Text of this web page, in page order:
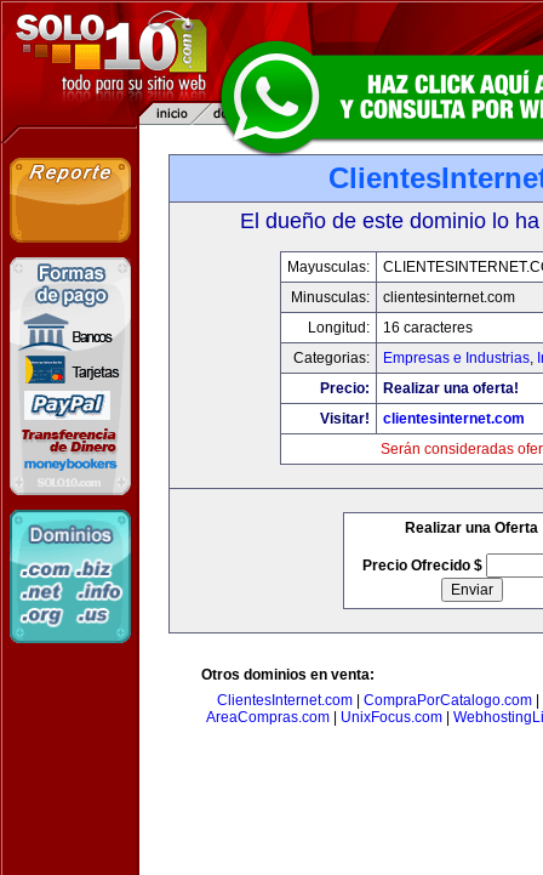
El dueño de este dominio lo
Mayusculas:
Minusculas:
clientesinternet.com
Longitud:
16 caracteres
Categorias:
Empresas e Industrias,
Precio:
Realizar una oferta!
Visitar!
clientesinternet.com
Serán consideradas
Realizar una Oferta
Precio Ofrecido $
Otros dominios en venta:
ClientesInternet.com
CompraPorCatalogo.com
AreaCompras.com
UnixFocus.com